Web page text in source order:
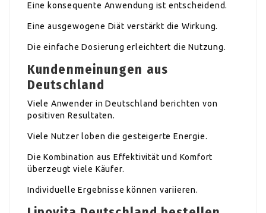
Eine konsequente Anwendung ist entscheidend.
Eine ausgewogene Diät verstärkt die Wirkung.
Die einfache Dosierung erleichtert die Nutzung.
Kundenmeinungen aus
Deutschland
Viele Anwender in Deutschland berichten von
positiven Resultaten.
Viele Nutzer loben die gesteigerte Energie.
Die Kombination aus Effektivität und Komfort
überzeugt viele Käufer.
Individuelle Ergebnisse können variieren.